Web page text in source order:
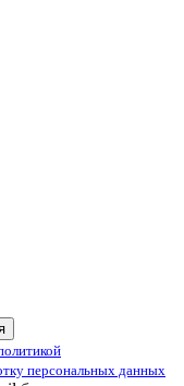
персональных данных